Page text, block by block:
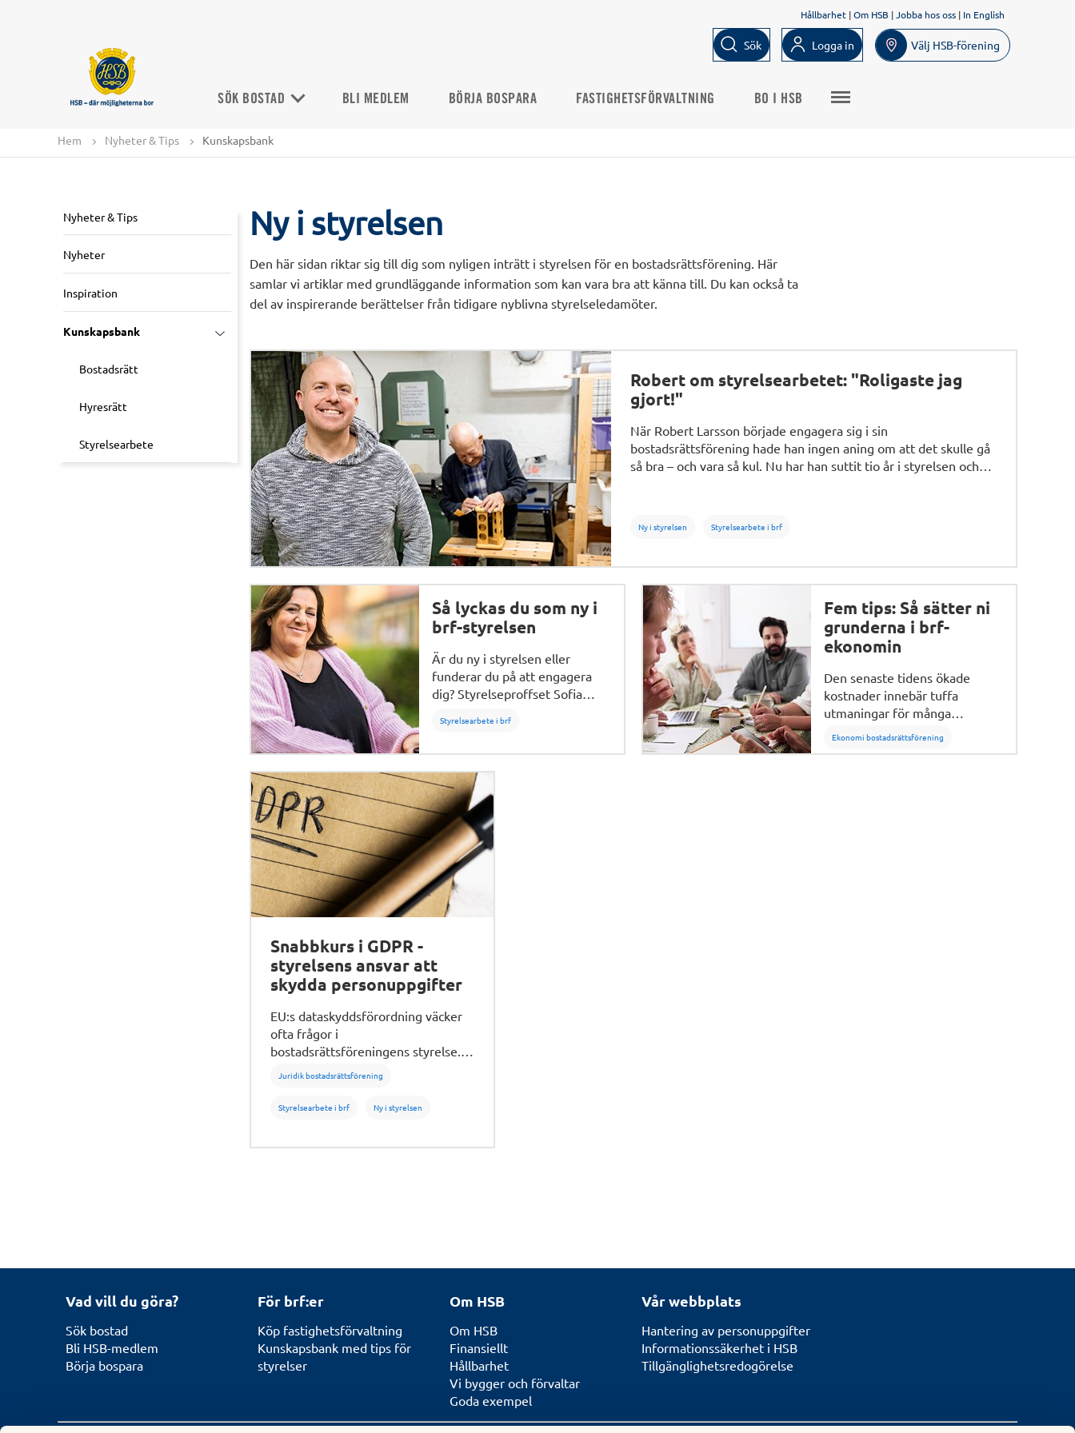
Hållbarhet |Om HSB |Jobba hos oss | In English
Sök Logga in Välj HSB-förening
SÖK BOSTAD BLI MEDLEM BÖRJA BOSPARA FASTIGHETSFÖRVALTNING BO I HSB
Hem Nyheter & Tips Kunskapsbank
Nyheter & Tips
Nyheter
Inspiration
Kunskapsbank
Bostadsrätt
Hyresrätt
Styrelsearbete
Ny i styrelsen
Den här sidan riktar sig till dig som nyligen inträtt i styrelsen för en bostadsrättsförening. Här
samlar vi artiklar med grundläggande information som kan vara bra att känna till. Du kan också ta
del av inspirerande berättelser från tidigare nyblivna styrelseledamöter.
Robert om styrelsearbetet: "Roligaste jag
gjort!"
När Robert Larsson började engagera sig i sin
bostadsrättsförening hade han ingen aning om att det skulle gå
så bra – och vara så kul. Nu har han suttit tio år i styrelsen och
Ny i styrelsen Styrelsearbete i brf
Så lyckas du som ny i
brf-styrelsen
Är du ny i styrelsen eller
funderar du på att engagera
dig? Styrelseproffset Sofia
Styrelsearbete i brf
Fem tips: Så sätter ni
grunderna i brf-
ekonomin
Den senaste tidens ökade
kostnader innebär tuffa
utmaningar för många
det finns flera sätt att förbättra
Ekonomi bostadsrättsförening
Snabbkurs i GDPR -
styrelsens ansvar att
skydda personuppgifter
EU:s dataskyddsförordning väcker
ofta frågor i
bostadsrättsföreningens styrelse.
personuppgift faktiskt är och hur
dessa ska skyddas i enlighet med
Juridik bostadsrättsförening
Styrelsearbete i brf Ny i styrelsen
Vad vill du göra?
Sök bostad
Bli HSB-medlem
Börja bospara
För brf:er
Köp fastighetsförvaltning
Kunskapsbank med tips för
styrelser
Om HSB
Om HSB
Finansiellt
Hållbarhet
Vi bygger och förvaltar
Goda exempel
Vår webbplats
Hantering av personuppgifter
Informationssäkerhet i HSB
Tillgänglighetsredogörelse